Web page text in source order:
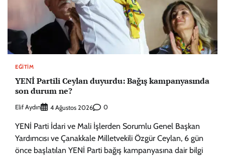
EĞITIM
YENİ Partili Ceylan duyurdu: Bağış kampanyasında
son durum ne?
Elif Aydın 4 Ağustos 2026 0
YENİ Parti İdari ve Mali İşlerden Sorumlu Genel Başkan
Yardımcısı ve Çanakkale Milletvekili Özgür Ceylan, 6 gün
önce başlatılan YENİ Parti bağış kampanyasına dair bilgi